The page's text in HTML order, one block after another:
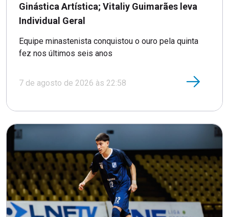
Ginástica Artística; Vitaliy Guimarães leva
Individual Geral
Equipe minastenista conquistou o ouro pela quinta
fez nos últimos seis anos
7 de agosto de 2026 às 22:58